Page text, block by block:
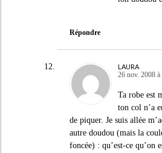
Répondre
LAURA
26 nov. 2008 à
Ta robe est
ton col n’a
de piquer. Je suis allée
autre doudou (mais la
foncée) : qu’est-ce qu’on